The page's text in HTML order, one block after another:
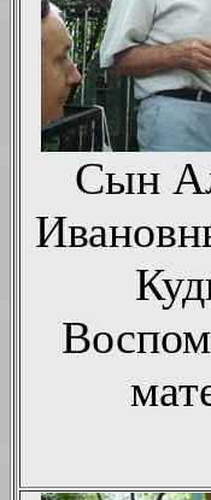
Сын